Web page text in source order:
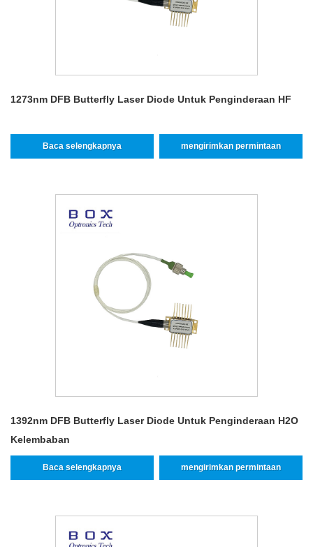
1273nm DFB Butterfly Laser Diode Untuk Penginderaan HF
Baca selengkapnya mengirimkan permintaan
1392nm DFB Butterfly Laser Diode Untuk Penginderaan H2O
Kelembaban
Baca selengkapnya mengirimkan permintaan